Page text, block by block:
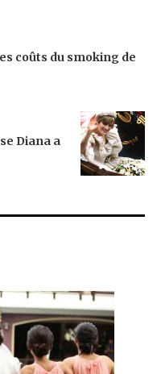
coûts du smoking de
Diana a